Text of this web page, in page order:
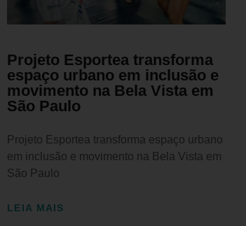
Projeto Esportea transforma
espaço urbano em inclusão e
movimento na Bela Vista em
São Paulo
Projeto Esportea transforma espaço urbano
em inclusão e movimento na Bela Vista em
São Paulo
LEIA MAIS